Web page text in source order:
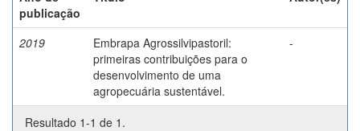
publicação
2019
Embrapa Agrossilvipastoril:
primeiras contribuições para o
desenvolvimento de uma
agropecuária sustentável.
-
Resultado 1-1 de 1.